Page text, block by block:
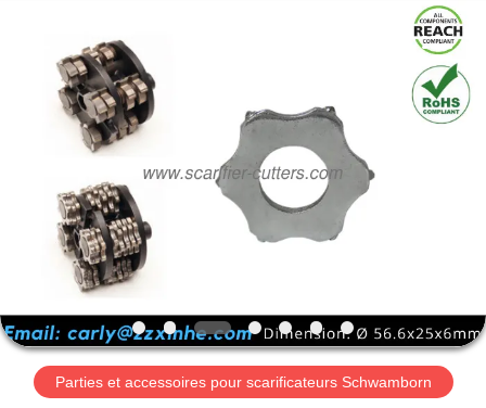
MAISON
PRODUITS
VIDÉOS
Parties et accessoires pour scarificateurs Schwamborn